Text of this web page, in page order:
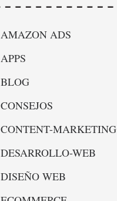
AMAZON ADS
APPS
BLOG
CONSEJOS
CONTENT-MARKETING
DESARROLLO-WEB
DISEÑO WEB